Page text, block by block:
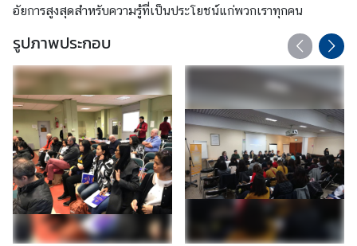
ริ
ก
ร
ป
ร
ะ
ช
า
ช
น
อัยการสูงสุดสำหรับความรู้ที่เป็นประโยชน์แก่พวกเราทุกคน
รูปภาพประกอบ